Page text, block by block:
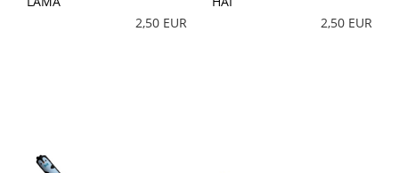
2,50 EUR
2,50 EUR